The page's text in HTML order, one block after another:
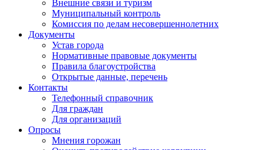
Внешние связи и туризм
Муниципальный контроль
Комиссия по делам несовершеннолетних
Документы
Устав города
Нормативные правовые документы
Правила благоустройства
Открытые данные, перечень
Контакты
Телефонный справочник
Для граждан
Для организаций
Опросы
Мнения горожан